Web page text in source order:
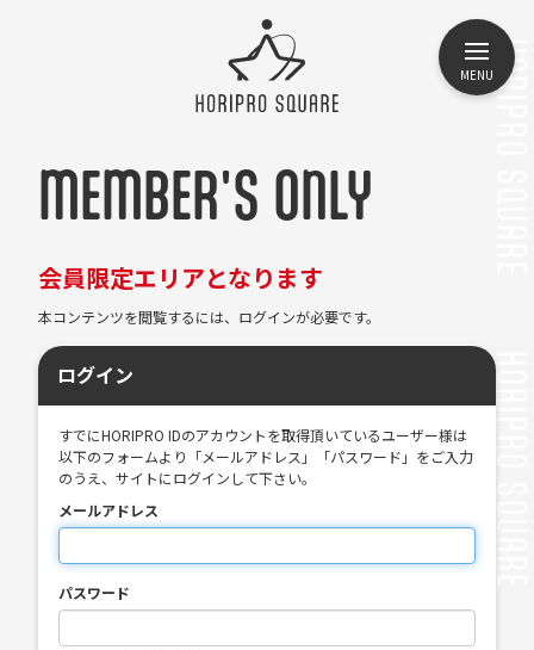
MENU
MEMBER'S ONLY
会員限定エリアとなります
本コンテンツを閲覧するには、ログインが必要です。
ログイン
すでにHORIPRO IDのアカウントを取得頂いているユーザー様は
以下のフォームより「メールアドレス」「パスワード」をご入力
のうえ、サイトにログインして下さい。
メールアドレス
パスワード